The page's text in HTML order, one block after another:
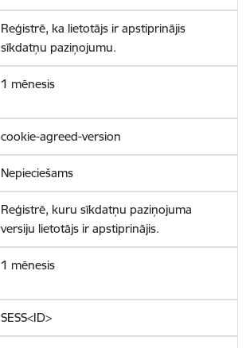
Reģistrē, ka lietotājs ir apstiprinājis
sīkdatņu paziņojumu.
1 mēnesis
cookie-agreed-version
Nepieciešams
Reģistrē, kuru sīkdatņu paziņojuma
versiju lietotājs ir apstiprinājis.
1 mēnesis
SESS<ID>